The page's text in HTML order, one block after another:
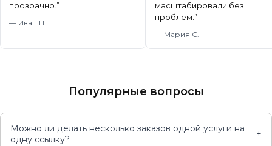
прозрачно. ”
— Иван П.
масштабировали без
проблем. ”
— Мария С.
Популярные вопросы
Можно ли делать несколько заказов одной услуги на
одну ссылку?
+